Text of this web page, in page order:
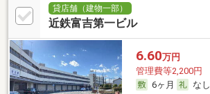
貸店舗（建物一部）
近鉄富吉第一ビル
6.60万円
管理費等2,200円
6ヶ月
なし